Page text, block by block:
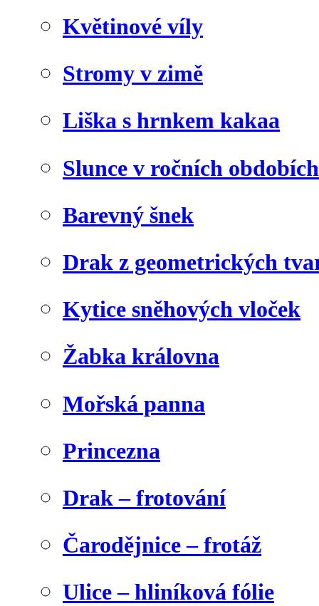
Květinové víly
Stromy v zimě
Liška s hrnkem kakaa
Slunce v ročních obdobích
Barevný šnek
Drak z geometrických
Kytice sněhových vloček
Žabka královna
Mořská panna
Princezna
Drak – frotování
Čarodějnice – frotáž
Ulice – hliníková fólie